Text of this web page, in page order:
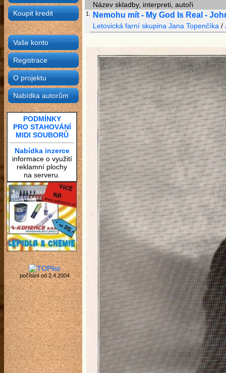
Koupit kredit
Vaše konto
Registrace
O projektu
Nabídka autorům
PODMÍNKY
PRO STAHOVÁNÍ
MIDI SOUBORŮ
Nabídka inzerce
informace o využití
reklamní plochy
na serveru.
počítání od 2.4.2004
Název skladby, interpreti, autoři
1. Nemohu mít - My God Is Real -
Letovická farní skupina Jana Topenčíka /